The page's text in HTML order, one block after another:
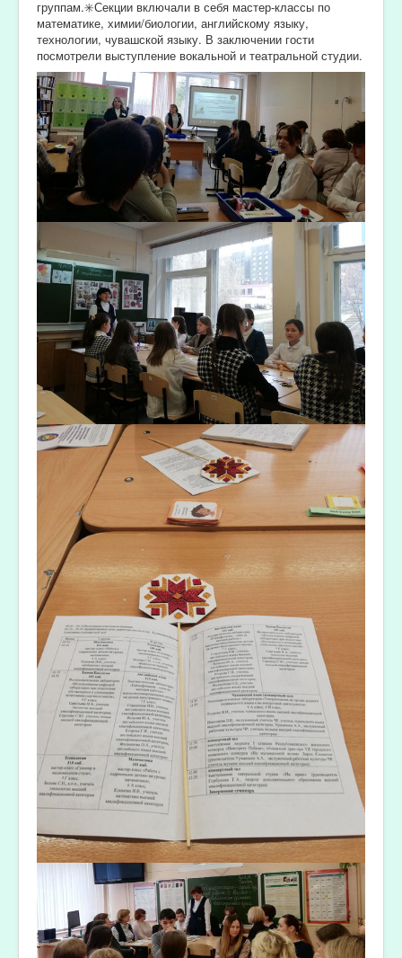
группам.✳️Секции включали в себя мастер-классы по
математике, химии/биологии, английскому языку,
технологии, чувашской языку. В заключении гости
посмотрели выступление вокальной и театральной студии.